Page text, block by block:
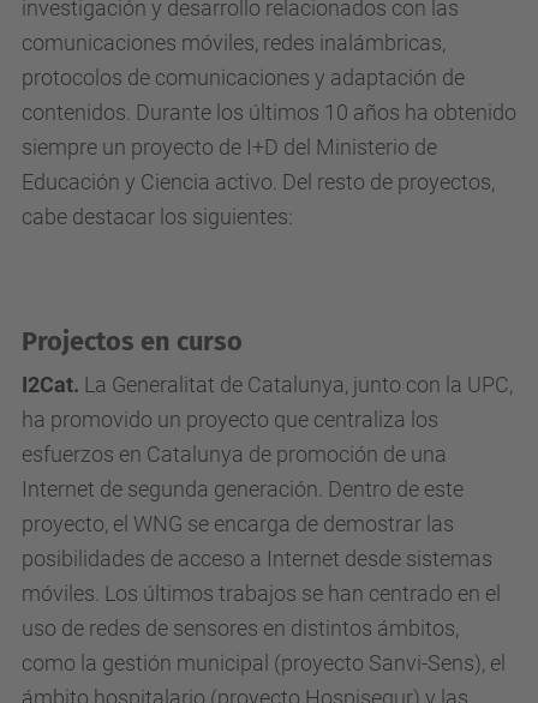
investigación y desarrollo relacionados con las
comunicaciones móviles, redes inalámbricas,
protocolos de comunicaciones y adaptación de
contenidos. Durante los últimos 10 años ha obtenido
siempre un proyecto de I+D del Ministerio de
Educación y Ciencia activo. Del resto de proyectos,
cabe destacar los siguientes:
Projectos en curso
I2Cat. La Generalitat de Catalunya, junto con la UPC,
ha promovido un proyecto que centraliza los
esfuerzos en Catalunya de promoción de una
Internet de segunda generación. Dentro de este
proyecto, el WNG se encarga de demostrar las
posibilidades de acceso a Internet desde sistemas
móviles. Los últimos trabajos se han centrado en el
uso de redes de sensores en distintos ámbitos,
como la gestión municipal (proyecto Sanvi-Sens), el
ámbito hospitalario (proyecto Hospisegur) y las